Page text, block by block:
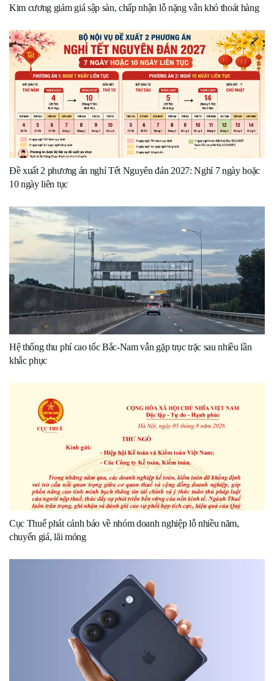
Kim cương giảm giá sập sàn, chấp nhận lỗ nặng vẫn khó thoát hàng
Đề xuất 2 phương án nghỉ Tết Nguyên đán 2027: Nghỉ 7 ngày hoặc
10 ngày liên tục
Hệ thống thu phí cao tốc Bắc-Nam vẫn gặp trục trặc sau nhiều lần
khắc phục
Cục Thuế phát cảnh báo về nhóm doanh nghiệp lỗ nhiều năm,
chuyển giá, lãi mỏng